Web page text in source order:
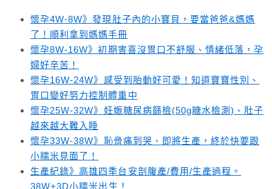
懷孕4W-8W》發現肚子內的小寶貝，要當爸爸&媽媽
了！順利拿到媽媽手冊
懷孕8W-16W》初期害喜沒胃口不舒服、情緒低落，孕
婦好辛苦！
懷孕16W-24W》感受到胎動好可愛！知道寶寶性別、
胃口變好努力控制體重中
懷孕25W-32W》妊娠糖尿病篩檢(50g糖水檢測)、肚子
越來越大難入睡
懷孕33W-38W》恥骨痛到哭、即將生產，終於快要跟
小糯米見面了！
生產紀錄》高雄四季台安剖腹產/費用/生產過程。
38W+3D小糯米出生！